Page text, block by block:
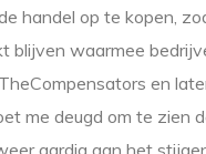
handel op te kopen,
blijven waarmee
en
me deugd om te zien
aardig aan het